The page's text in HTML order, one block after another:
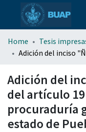
Home Tesis
Adición del
del artículo
procuraduría
estado de